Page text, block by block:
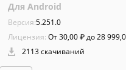
Для Android
Версия:5.251.0
Лицензия: От 30,00 ₽ до 28
2113 скачиваний